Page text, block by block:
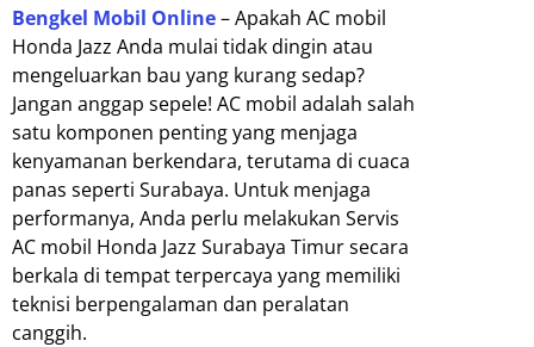
Bengkel Mobil Online– Apakah AC mobil
Honda Jazz Anda mulai tidak dingin atau
mengeluarkan bau yang kurang sedap?
Jangan anggap sepele! AC mobil adalah salah
satu komponen penting yang menjaga
kenyamanan berkendara, terutama di cuaca
panas seperti Surabaya. Untuk menjaga
performanya, Anda perlu melakukan Servis
AC mobil Honda Jazz Surabaya Timur secara
berkala di tempat terpercaya yang memiliki
teknisi berpengalaman dan peralatan
canggih.